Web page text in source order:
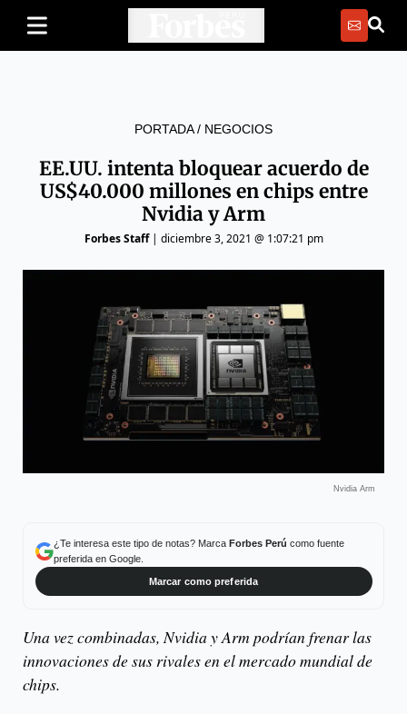
PORTADA/ NEGOCIOS
EE.UU. intenta bloquear acuerdo de
US$40.000 millones en chips entre
Nvidia y Arm
Forbes Staff| diciembre 3, 2021 @ 1:07:21 pm
Nvidia Arm
¿Te interesa este tipo de notas? Marca Forbes Perú como fuente
preferida en Google.
Marcar como preferida
Una vez combinadas, Nvidia y Arm podrían frenar las
innovaciones de sus rivales en el mercado mundial de
chips.